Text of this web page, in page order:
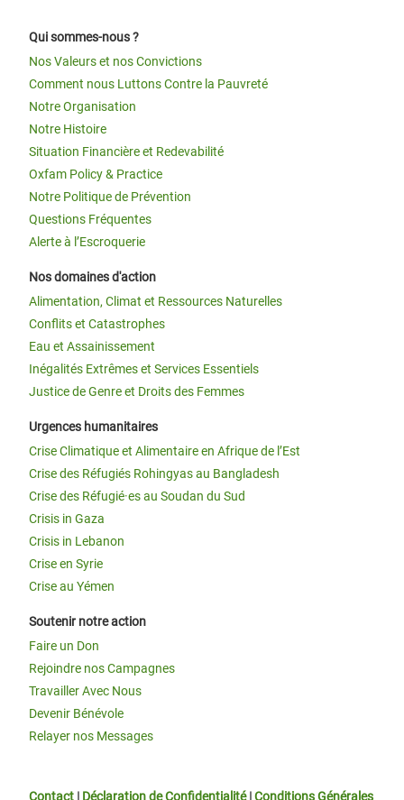
Qui sommes-nous ?
Nos Valeurs et nos Convictions
Comment nous Luttons Contre la Pauvreté
Notre Organisation
Notre Histoire
Situation Financière et Redevabilité
Oxfam Policy & Practice
Notre Politique de Prévention
Questions Fréquentes
Alerte à l’Escroquerie
Nos domaines d'action
Alimentation, Climat et Ressources Naturelles
Conflits et Catastrophes
Eau et Assainissement
Inégalités Extrêmes et Services Essentiels
Justice de Genre et Droits des Femmes
Urgences humanitaires
Crise Climatique et Alimentaire en Afrique de l’Est
Crise des Réfugiés Rohingyas au Bangladesh
Crise des Réfugié·es au Soudan du Sud
Crisis in Gaza
Crisis in Lebanon
Crise en Syrie
Crise au Yémen
Soutenir notre action
Faire un Don
Rejoindre nos Campagnes
Travailler Avec Nous
Devenir Bénévole
Relayer nos Messages
Contact | Déclaration de Confidentialité|Conditions Générales